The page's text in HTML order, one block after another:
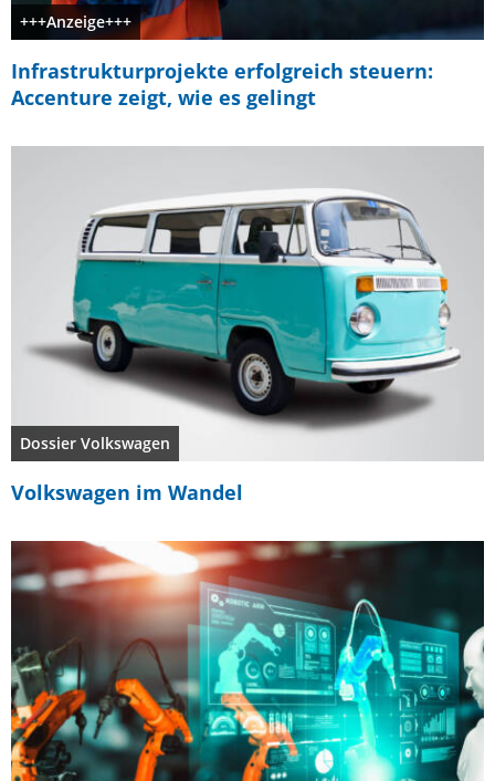
+++Anzeige+++
Infrastrukturprojekte erfolgreich steuern:
Accenture zeigt, wie es gelingt
Dossier Volkswagen
Volkswagen im Wandel